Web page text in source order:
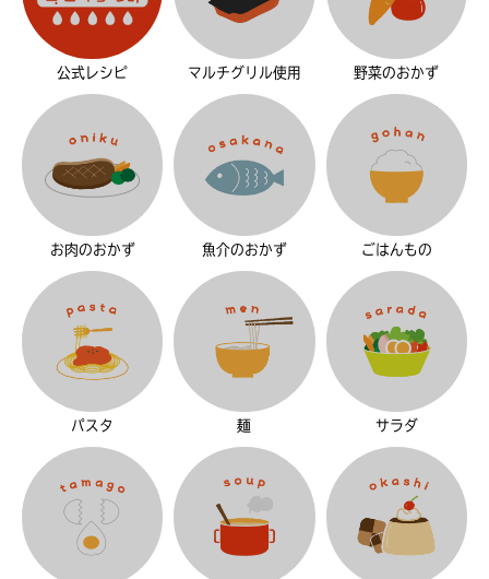
公式レシピ マルチグリル使用 野菜のおかず
お肉のおかず 魚介のおかず ごはんもの
パスタ 麺 サラダ